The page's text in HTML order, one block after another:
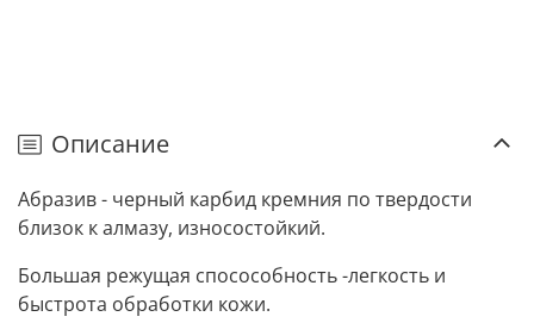
Описание
Абразив - черный карбид кремния по твердости
близок к алмазу, износостойкий.
Большая режущая спосособность -легкость и
быстрота обработки кожи.